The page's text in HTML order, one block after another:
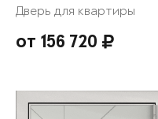
Дверь для квартиры
от 156 720